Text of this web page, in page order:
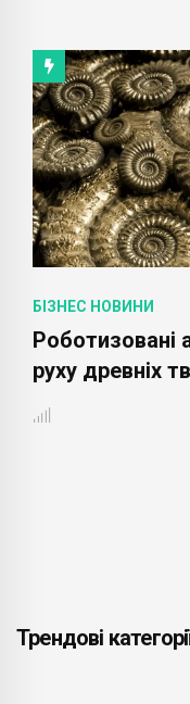
БІЗНЕС НОВИНИ
Роботизовані
руху древніх
Трендові